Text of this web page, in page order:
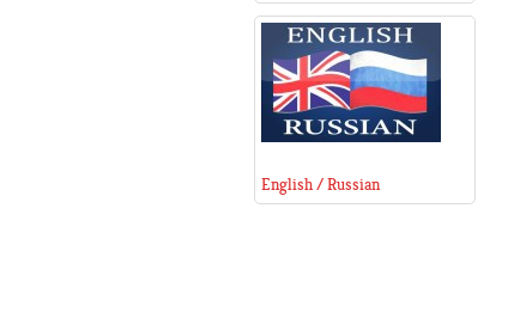
English / Russian